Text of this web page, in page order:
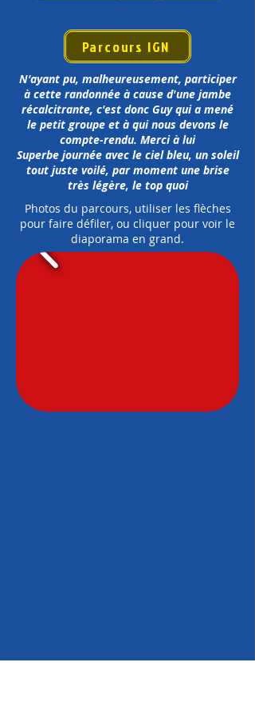
Parcours IGN
N'ayant pu, malheureusement, participer
à cette randonnée à cause d'une jambe
récalcitrante, c'est donc Guy qui a mené
le petit groupe et à qui nous devons le
compte-rendu. Merci à lui
Superbe journée avec le ciel bleu, un soleil
tout juste voilé, par moment une brise
très légère, le top quoi
Photos du parcours, utiliser les flèches
pour faire défiler, ou cliquer pour voir le
diaporama en grand.